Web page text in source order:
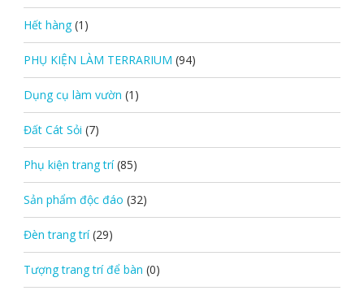
Hết hàng (1)
PHỤ KIỆN LÀM TERRARIUM (94)
Dụng cụ làm vườn (1)
Đất Cát Sỏi (7)
Phụ kiện trang trí (85)
Sản phẩm độc đáo (32)
Đèn trang trí (29)
Tượng trang trí để bàn (0)